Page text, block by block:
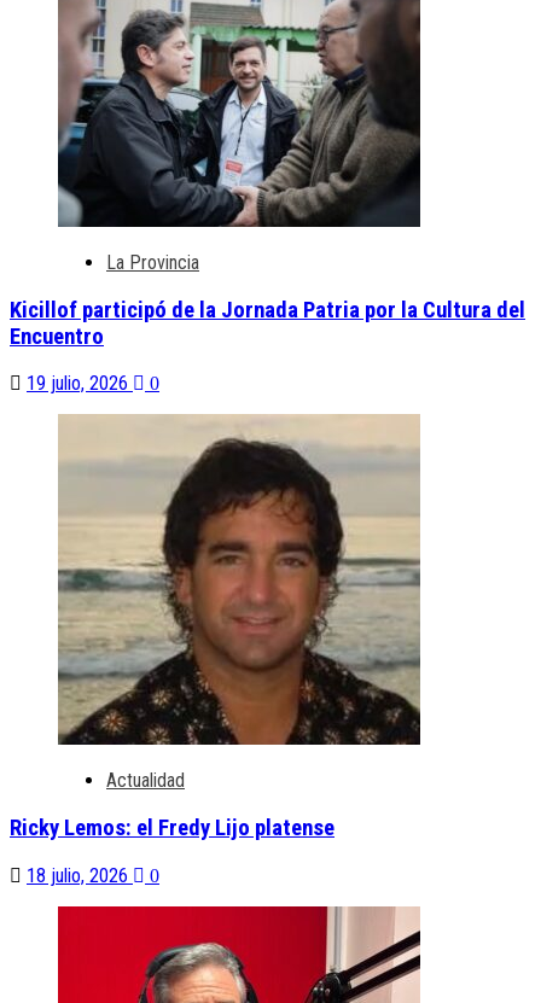
La Provincia
Kicillof participó de la Jornada Patria por la Cultura del
Encuentro
19 julio, 2026 0
Actualidad
Ricky Lemos: el Fredy Lijo platense
18 julio, 2026 0